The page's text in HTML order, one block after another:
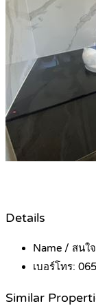
Details
Name / สน
เบอร์โทร:
Similar